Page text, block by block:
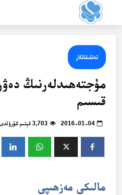
تەتقىقاتلار
مۇجتەھىدلەرنىڭ
قىسىم
2016-01-04 3,703 قېتىم كۆرۈلدى
مالىكى مەزھىپى